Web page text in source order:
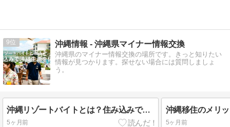
9 沖縄情報 - 沖縄県マイナー情報交換
沖縄県のマイナー情報交換の場所です。きっと知りたい
情報が見つかります。探せない場合には質問しましょ
う。
沖縄リゾートバイトとは？住み込みで沖縄生活を試す方法｜メリット・デメリット・求人の探し方
5ヶ月前 5ヶ月前